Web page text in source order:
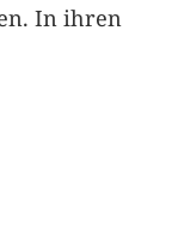
In ihren